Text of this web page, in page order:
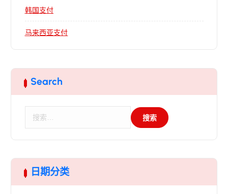
韩国支付
马来西亚支付
Search
日期分类